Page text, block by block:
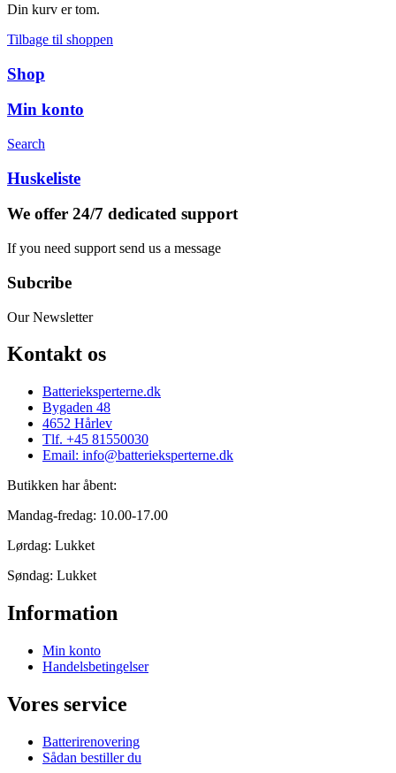
Din kurv er tom.
Tilbage til shoppen
Shop
Min konto
Search
Huskeliste
We offer 24/7 dedicated support
If you need support send us a message
Subcribe
Our Newsletter
Kontakt os
Batterieksperterne.dk
Bygaden 48
4652 Hårlev
Tlf. +45 81550030
Email: info@batterieksperterne.dk
Butikken har åbent:
Mandag-fredag: 10.00-17.00
Lørdag: Lukket
Søndag: Lukket
Information
Min konto
Handelsbetingelser
Vores service
Batterirenovering
Sådan bestiller du